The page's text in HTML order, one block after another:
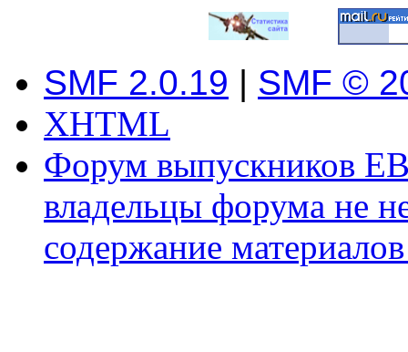
SMF 2.0.19 | SMF ©
XHTML
Форум выпускников
владельцы форума не
содержание